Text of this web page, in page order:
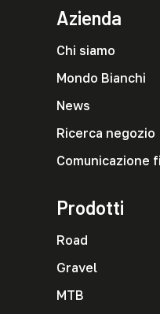
Azienda
Chi siamo
Mondo Bianchi
News
Ricerca negozio
Comunicazione
Prodotti
Road
Gravel
MTB